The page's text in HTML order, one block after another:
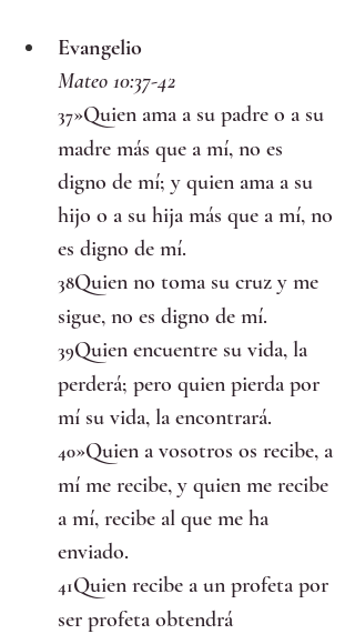
Evangelio
Mateo 10:37-42
37»Quien ama a su padre o a su
madre más que a mí, no es
digno de mí; y quien ama a su
hijo o a su hija más que a mí, no
es digno de mí.
38Quien no toma su cruz y me
sigue, no es digno de mí.
39Quien encuentre su vida, la
perderá; pero quien pierda por
mí su vida, la encontrará.
40»Quien a vosotros os recibe, a
mí me recibe, y quien me recibe
a mí, recibe al que me ha
enviado.
41Quien recibe a un profeta por
ser profeta obtendrá